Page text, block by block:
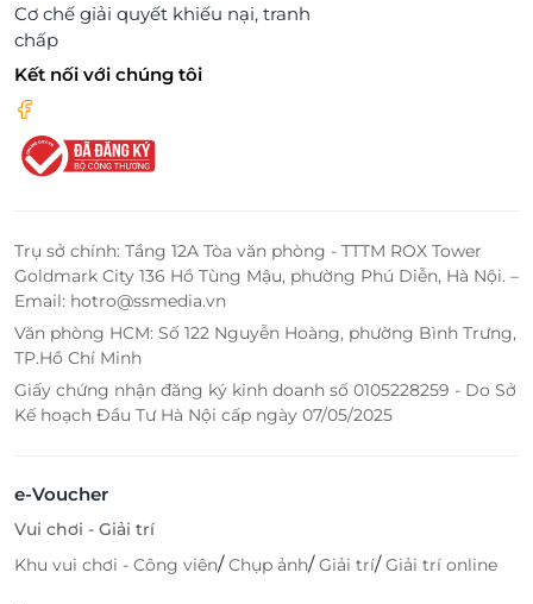
Cơ chế giải quyết khiếu nại, tranh
chấp
Kết nối với chúng tôi
Trụ sở chính: Tầng 12A Tòa văn phòng - TTTM ROX Tower
Goldmark City 136 Hồ Tùng Mậu, phường Phú Diễn, Hà Nội. –
Email: hotro@ssmedia.vn
Văn phòng HCM: Số 122 Nguyễn Hoàng, phường Bình Trưng,
TP.Hồ Chí Minh
Giấy chứng nhận đăng ký kinh doanh số 0105228259 - Do Sở
Kế hoạch Đầu Tư Hà Nội cấp ngày 07/05/2025
e-Voucher
Vui chơi - Giải trí
Khu vui chơi - Công viên/Chụp ảnh/Giải trí/Giải trí online